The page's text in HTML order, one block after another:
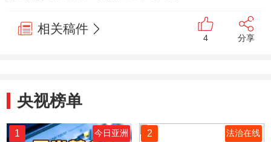
相关稿件
4 分享
央视榜单
1 今日亚洲 2 法治在线